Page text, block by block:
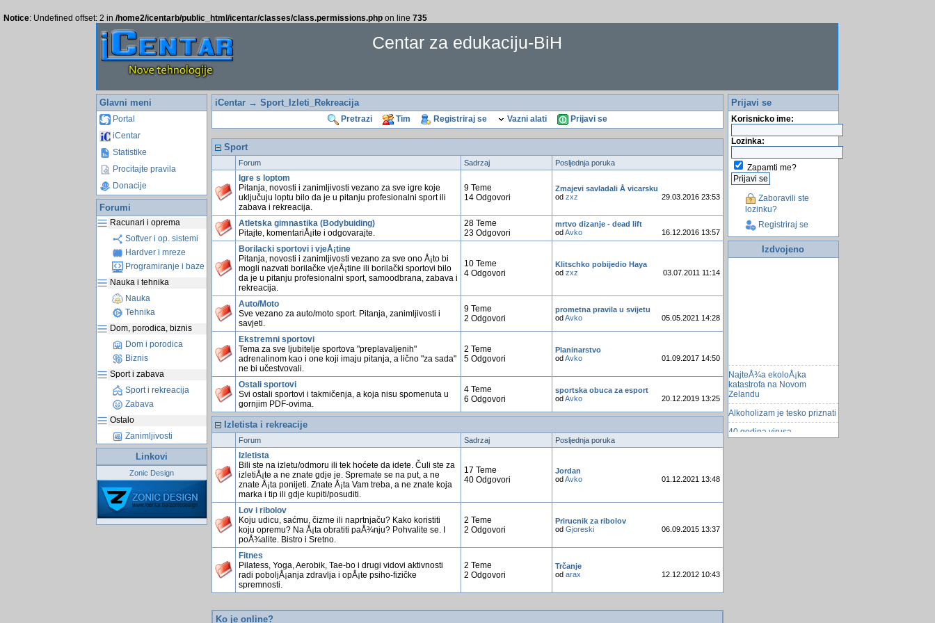
Notice: Undefined offset: 2 in /home2/icentarb/public_html/icentar/classes/class.permissions.php on line 735
Centar za edukaciju-BiH
Glavni meni
Portal
iCentar
Statistike
Procitajte pravila
Donacije
Forumi
Racunari i oprema
Softver i op. sistemi
Hardver i mreze
Programiranje i baze
Nauka i tehnika
Nauka
Tehnika
Dom, porodica, biznis
Dom i porodica
Biznis
Sport i zabava
Sport i rekreacija
Zabava
Ostalo
Zanimljivosti
Linkovi
Zonic Design
iCentar→ Sport_Izleti_Rekreacija
Pretrazi Tim Registriraj se Vazni alati Prijavi se
Sport
Forum Sadrzaj Posljednja poruka
Igre s loptom
Pitanja, novosti i zanimljivosti vezano za sve igre koje
uključuju loptu bilo da je u pitanju profesionalni sport ili
zabava i rekreacija.
9 Teme
14 Odgovori
Zmajevi savladali Å vicarsku
od zxz 29.03.2016 23:53
Atletska gimnastika (Bodybuiding)
Pitajte, komentariÅ¡ite i odgovarajte.
28 Teme
23 Odgovori
mrtvo dizanje - dead lift
odAvko 16.12.2016 13:57
Borilacki sportovi i vjeÅ¡tine
Pitanja, novosti i zanimljivosti vezano za sve ono Å¡to bi
mogli nazvati borilačke vjeÅ¡tine ili borilački sportovi bilo
da je u pitanju profesionalni sport, samoodbrana, zabava i
rekreacija.
10 Teme
4 Odgovori
Klitschko pobijedio Haya
od zxz 03.07.2011 11:14
Auto/Moto
Sve vezano za auto/moto sport. Pitanja, zanimljivosti i
savjeti.
9 Teme
2 Odgovori
prometna pravila u svijetu
odAvko 05.05.2021 14:28
Ekstremni sportovi
Tema za sve ljubitelje sportova "preplavaljenih"
adrenalinom kao i one koji imaju pitanja, a lično "za sada"
ne bi učestvovali.
2 Teme
5 Odgovori
Planinarstvo
odAvko 01.09.2017 14:50
Ostali sportovi
Svi ostali sportovi i takmičenja, a koja nisu spomenuta u
gornjim PDF-ovima.
4 Teme
6 Odgovori
sportska obuca za esport
odAvko 20.12.2019 13:25
Izletista i rekreacije
Forum Sadrzaj Posljednja poruka
Izletista
Bili ste na izletu/odmoru ili tek hoćete da idete. Čuli ste za
izletiÅ¡te a ne znate gdje je. Spremate se na put, a ne
znate Å¡ta ponijeti. Znate Å¡ta Vam treba, a ne znate koja
marka i tip ili gdje kupiti/posuditi.
17 Teme
40 Odgovori
Jordan
odAvko 01.12.2021 13:48
Lov i ribolov
Koju udicu, saćmu, čizme ili naprtnjaču? Kako koristiti
koju opremu? Na Å¡ta obratiti paÅ¾nju? Pohvalite se. I
poÅ¾alite. Bistro i Sretno.
2 Teme
2 Odgovori
Prirucnik za ribolov
od Gjoreski 06.09.2015 13:37
Fitnes
Pilatess, Yoga, Aerobik, Tae-bo i drugi vidovi aktivnosti
radi poboljÅ¡anja zdravlja i opÅ¡te psiho-fizičke
spremnosti.
2 Teme
2 Odgovori
Trčanje
od arax 12.12.2012 10:43
Ko je online?
Prijavi se
Korisnicko ime:
Lozinka:
Zapamti me?
Zaboravili ste
lozinku?
Registriraj se
Izdvojeno
NajteÅ¾a ekoloÅ¡ka
katastrofa na Novom
Zelandu
Alkoholizam je tesko priznati
40 godina virusa